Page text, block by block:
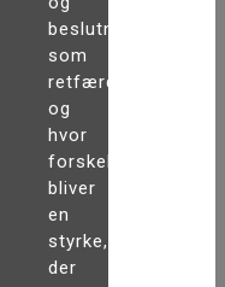
beslutninger
som
retfærdige
og
hvor
forskellighed
bliver
en
styrke,
der